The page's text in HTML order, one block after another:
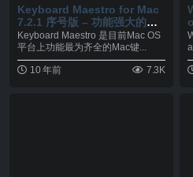
Keyboard Maestro for Mac
7.2.1 序号版 – 功能强大的Ma
c键盘增强工具
Keyboard Maestro 是目前Mac OS
平台上功能最为齐全的Mac键...
10 年前 7.3K